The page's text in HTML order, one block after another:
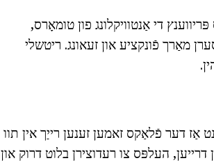
די אַנטוויקלונג פון טומאָרס,
מאַרך פֿונקציע און זעאונג. ריטשלי
אַז דער פֿלאַקס זאמען זענען רייַך אין תוו
דרייען, העלפּס צו רעדוצירן בלוט דרוק און